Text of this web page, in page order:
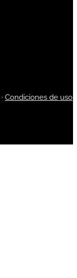
· Condiciones de uso